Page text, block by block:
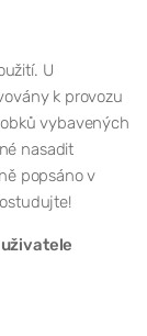
U
k provozu
vybavených
nasadit
popsáno v